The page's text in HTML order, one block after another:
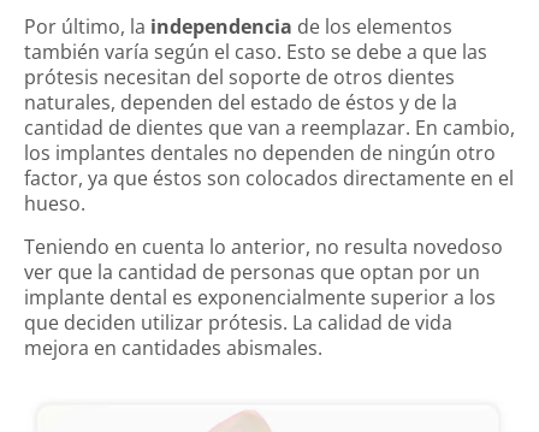
Por último, la independencia de los elementos
también varía según el caso. Esto se debe a que las
prótesis necesitan del soporte de otros dientes
naturales, dependen del estado de éstos y de la
cantidad de dientes que van a reemplazar. En cambio,
los implantes dentales no dependen de ningún otro
factor, ya que éstos son colocados directamente en el
hueso.
Teniendo en cuenta lo anterior, no resulta novedoso
ver que la cantidad de personas que optan por un
implante dental es exponencialmente superior a los
que deciden utilizar prótesis. La calidad de vida
mejora en cantidades abismales.